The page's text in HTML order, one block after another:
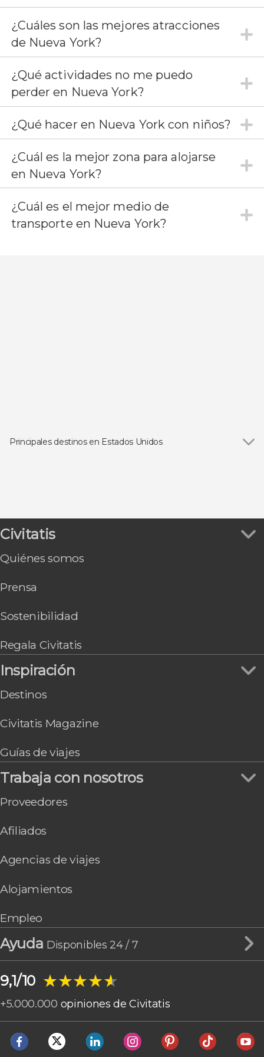
¿Cuáles son las mejores atracciones
de Nueva York?
¿Qué actividades no me puedo
perder en Nueva York?
¿Qué hacer en Nueva York con niños?
¿Cuál es la mejor zona para alojarse
en Nueva York?
¿Cuál es el mejor medio de
transporte en Nueva York?
Principales destinos en Estados Unidos
Miami
Page
Washington
Honolulu
Civitatis
Quiénes somos
Prensa
Sostenibilidad
Regala Civitatis
Inspiración
Destinos
Civitatis Magazine
Guías de viajes
Trabaja con nosotros
Proveedores
Afiliados
Agencias de viajes
Alojamientos
Empleo
Ayuda Disponibles 24 / 7
9,1/10 ★★★★★
★★★★★
+5.000.000 opiniones de Civitatis